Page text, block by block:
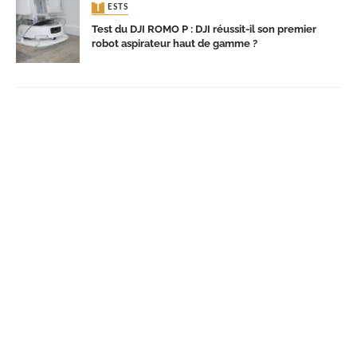
TESTS
Test du DJI ROMO P : DJI réussit-il son premier
robot aspirateur haut de gamme ?